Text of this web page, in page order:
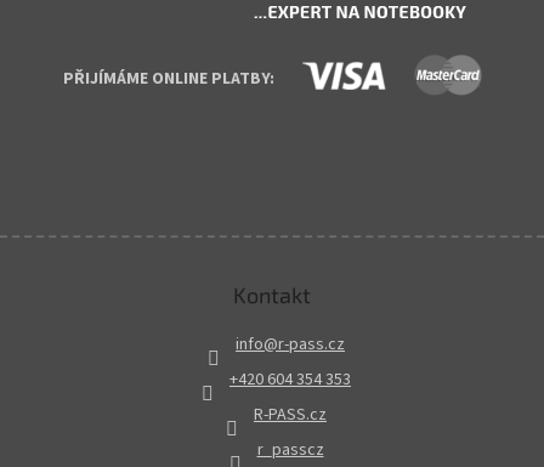
PŘIJÍMÁME ONLINE PLATBY:
Kontakt
info@r-pass.cz
+420 604 354 353
R-PASS.cz
r_passcz